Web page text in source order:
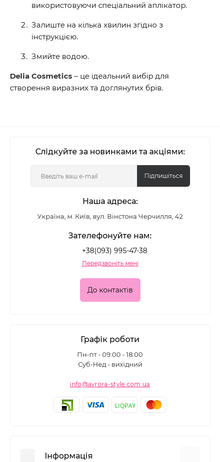
використовуючи спеціальний аплікатор.
Залиште на кілька хвилин згідно з
інструкцією.
Змийте водою.
Delia Cosmetics – це ідеальний вибір для
створення виразних та доглянутих брів.
Слідкуйте за новинками та акціями:
Підпишіться
Наша адреса:
Україна, м. Київ, вул. Вінстона Черчилля, 42
Зателефонуйте нам:
+38(093) 995-47-38
Передзвоніть мені
До контактів
Графік роботи
Пн-пт - 09:00 - 18:00
Суб-Нед - вихідний
info@avrora-style.com.ua
Інформація